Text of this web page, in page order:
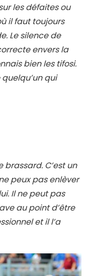
les défaites ou
il faut toujours
Le silence de
envers la
bien les tifosi.
qui
brassard. C’est un
peux pas enlèver
Il ne peut pas
au point d’être
et il l’a